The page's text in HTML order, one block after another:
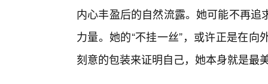
内心丰盈后的自然流露。她可能不再
力量。她的“不挂一丝”，或许正是在
刻意的包装来证明自己，她本身就是最